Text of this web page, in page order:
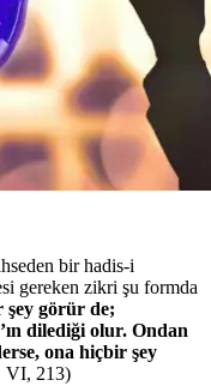
bir hadis-i
gereken zikri şu formda
şey görür de;
dilediği olur. Ondan
ona hiçbir şey
VI, 213)